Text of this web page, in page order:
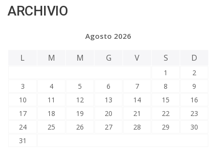
ARCHIVIO
Agosto 2026
L M M G V S D
1
2
3
4 5 6 7 8
9
10
11 12 13 14 15
16
17
18 19 20 21 22
23
24
25 26 27 28 29
30
31